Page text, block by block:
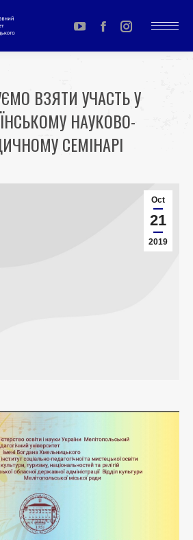
YouTube
page
in
new
window
Facebook
page
in
new
window
Instagram
page
in
new
ВЗЯТИ УЧАСТЬ У
НАУКОВО-
СЕМІНАРІ
Oct
21
2019